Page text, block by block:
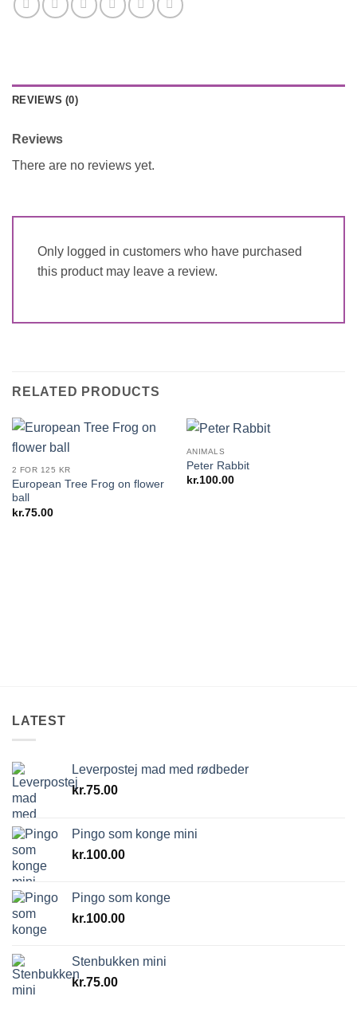
REVIEWS (0)
Reviews
There are no reviews yet.
Only logged in customers who have purchased
this product may leave a review.
RELATED PRODUCTS
2 FOR 125 KR
European Tree Frog on flower
ball
kr.75.00
ANIMALS
Peter Rabbit
kr.100.00
LATEST
Leverpostej mad med rødbeder
kr.75.00
Pingo som konge mini
kr.100.00
Pingo som konge
kr.100.00
Stenbukken mini
kr.75.00